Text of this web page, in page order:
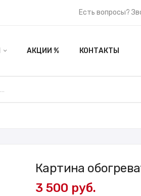
Есть вопросы?
АКЦИИ % КОНТАКТЫ
Картина
3 500 руб.